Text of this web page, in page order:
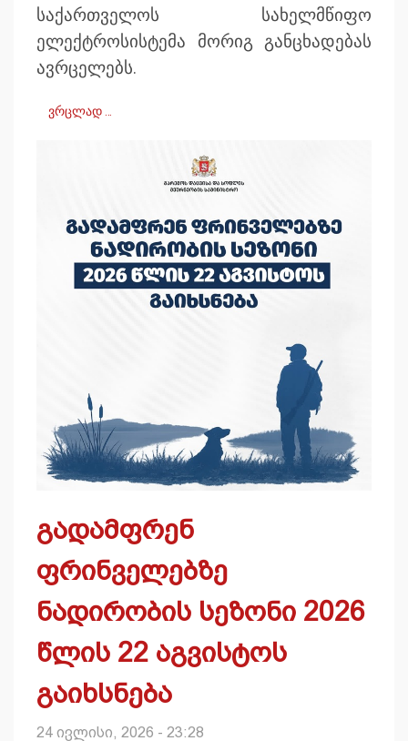
საქართველოს სახელმწიფო
ელექტროსისტემა მორიგ განცხადებას
ავრცელებს.
ვრცლად …
გადამფრენ
ფრინველებზე
ნადირობის სეზონი 2026
წლის 22 აგვისტოს
გაიხსნება
24 ივლისი, 2026 - 23:28